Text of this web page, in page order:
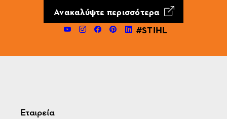
Ανακαλύψτε περισσότερα
#STIHL
Εταιρεία